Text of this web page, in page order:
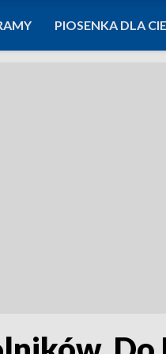
PIOSENKA DLA